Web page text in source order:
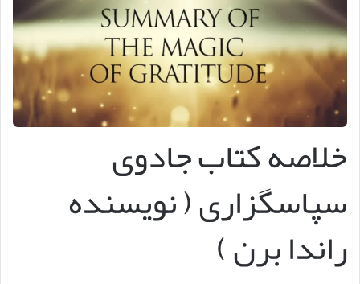
خلاصه کتاب جادوی
سپاسگزاری ( نویسنده
راندا برن )